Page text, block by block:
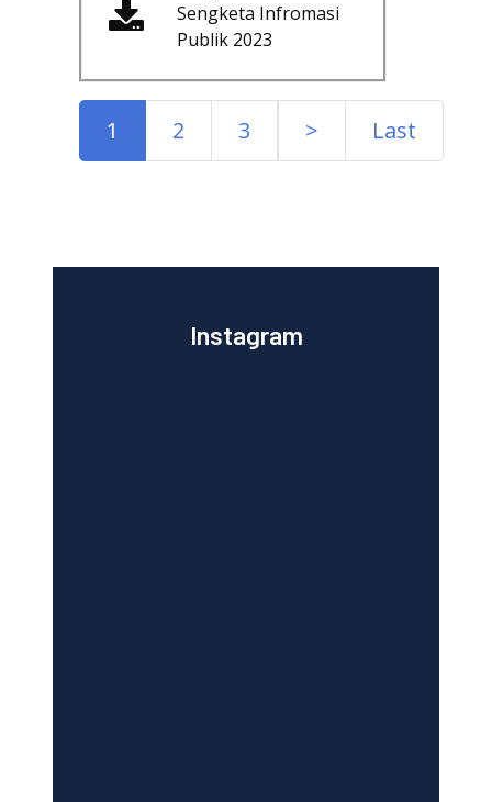
Sengketa Infromasi
Publik 2023
1 2 3 > Last
Instagram